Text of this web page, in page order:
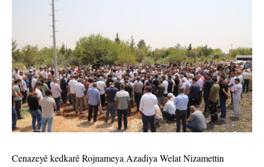
Cenazeyê kedkarê Rojnameya Azadiya Welat Nizamettin